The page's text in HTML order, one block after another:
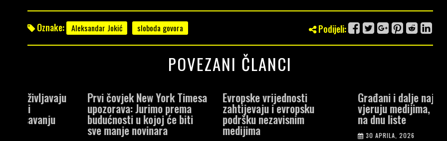
Oznake: Aleksandar Jokić sloboda govora Podijeli:
POVEZANI ČLANCI
Prvi čovjek New York Timesa
upozorava: Jurimo prema
budućnosti u kojoj će biti
sve manje novinara
Evropske vrijednosti
zahtijevaju i evropsku
podršku nezavisnim
Građani i dalje najviše
vjeruju medijima, političari
30 APRILA, 2026